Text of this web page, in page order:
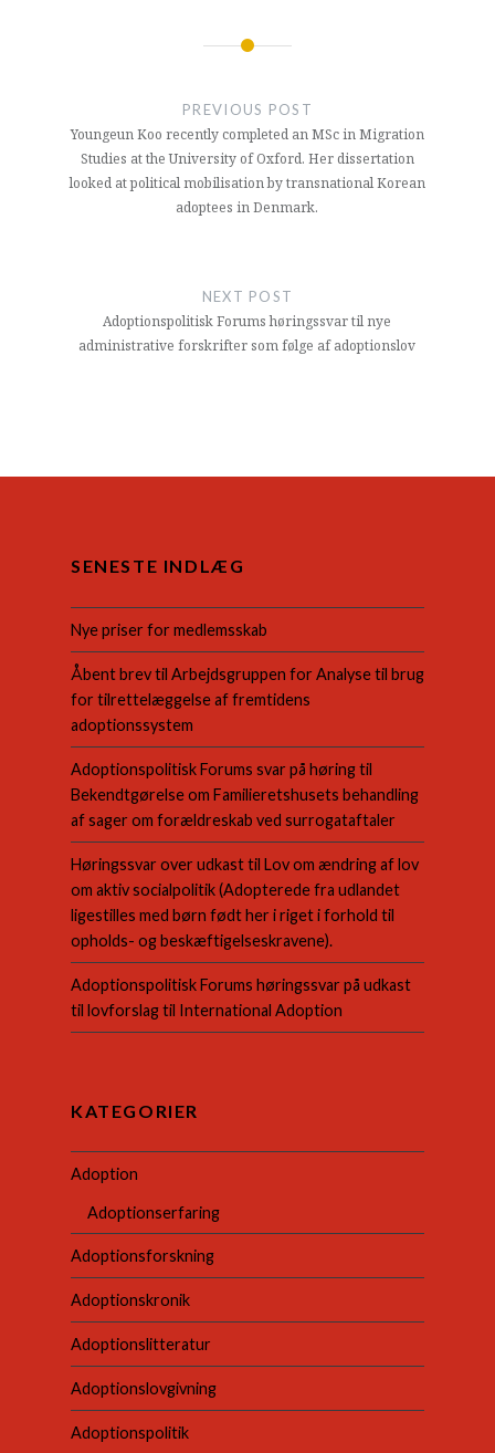
Indlægsnavigation
PREVIOUS POST
Youngeun Koo recently completed an MSc in Migration
Studies at the University of Oxford. Her dissertation
looked at political mobilisation by transnational Korean
adoptees in Denmark.
NEXT POST
Adoptionspolitisk Forums høringssvar til nye
administrative forskrifter som følge af adoptionslov
SENESTE INDLÆG
Nye priser for medlemsskab
Åbent brev til Arbejdsgruppen for Analyse til brug
for tilrettelæggelse af fremtidens
adoptionssystem
Adoptionspolitisk Forums svar på høring til
Bekendtgørelse om Familieretshusets behandling
af sager om forældreskab ved surrogataftaler
Høringssvar over udkast til Lov om ændring af lov
om aktiv socialpolitik (Adopterede fra udlandet
ligestilles med børn født her i riget i forhold til
opholds- og beskæftigelseskravene).
Adoptionspolitisk Forums høringssvar på udkast
til lovforslag til International Adoption
KATEGORIER
Adoption
Adoptionserfaring
Adoptionsforskning
Adoptionskronik
Adoptionslitteratur
Adoptionslovgivning
Adoptionspolitik